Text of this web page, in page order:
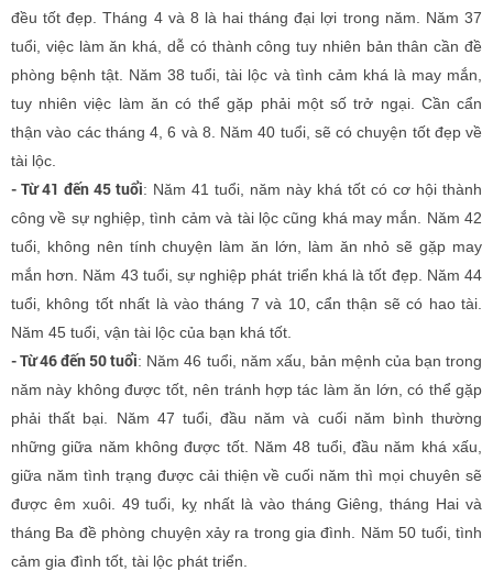
đều tốt đẹp. Tháng 4 và 8 là hai tháng đại lợi trong năm. Năm 37
tuổi, việc làm ăn khá, dễ có thành công tuy nhiên bản thân cần đề
phòng bệnh tật. Năm 38 tuổi, tài lộc và tình cảm khá là may mắn,
tuy nhiên việc làm ăn có thể gặp phải một số trở ngại. Cần cẩn
thận vào các tháng 4, 6 và 8. Năm 40 tuổi, sẽ có chuyện tốt đẹp về
tài lộc.
- Từ 41 đến 45 tuổi: Năm 41 tuổi, năm này khá tốt có cơ hội thành
công về sự nghiệp, tình cảm và tài lộc cũng khá may mắn. Năm 42
tuổi, không nên tính chuyện làm ăn lớn, làm ăn nhỏ sẽ gặp may
mắn hơn. Năm 43 tuổi, sự nghiệp phát triển khá là tốt đẹp. Năm 44
tuổi, không tốt nhất là vào tháng 7 và 10, cẩn thận sẽ có hao tài.
Năm 45 tuổi, vận tài lộc của bạn khá tốt.
- Từ 46 đến 50 tuổi: Năm 46 tuổi, năm xấu, bản mệnh của bạn trong
năm này không được tốt, nên tránh hợp tác làm ăn lớn, có thể gặp
phải thất bại. Năm 47 tuổi, đầu năm và cuối năm bình thường
những giữa năm không được tốt. Năm 48 tuổi, đầu năm khá xấu,
giữa năm tình trạng được cải thiện về cuối năm thì mọi chuyên sẽ
được êm xuôi. 49 tuổi, kỵ nhất là vào tháng Giêng, tháng Hai và
tháng Ba đề phòng chuyện xảy ra trong gia đình. Năm 50 tuổi, tình
cảm gia đình tốt, tài lộc phát triển.